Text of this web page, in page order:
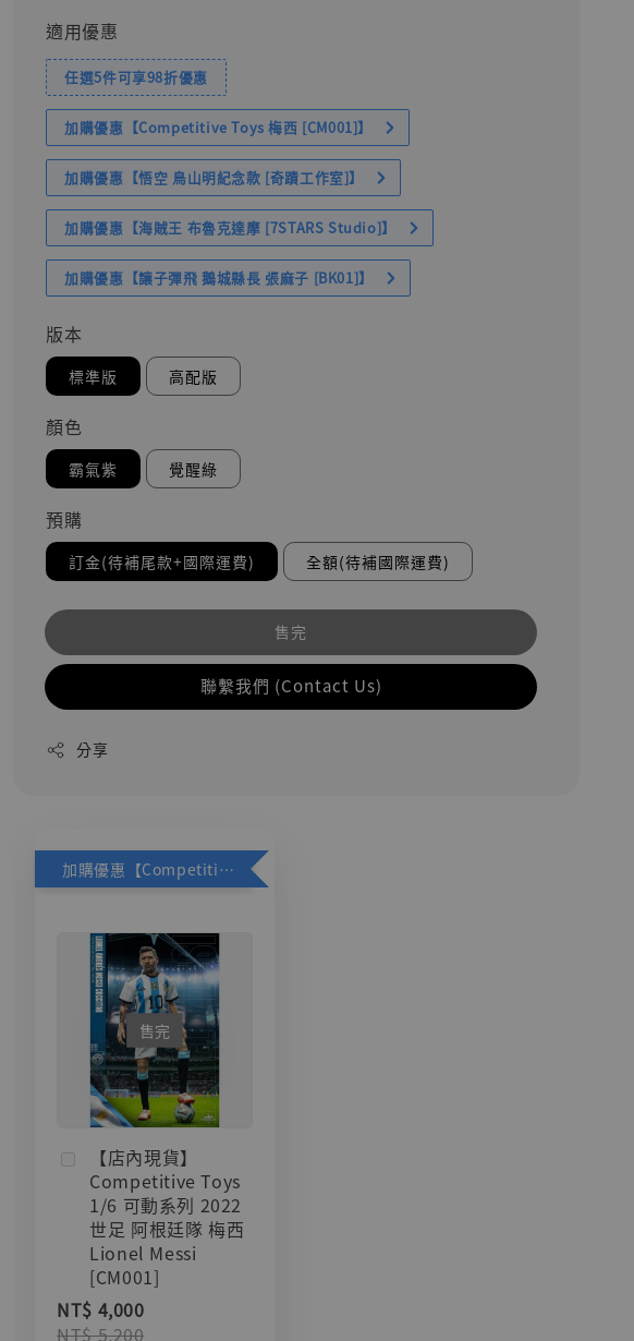
適用優惠
任選5件可享98折優惠
加購優惠【Competitive Toys 梅西 [CM001]】
加購優惠【悟空 鳥山明紀念款 [奇蹟工作室]】
加購優惠【海賊王 布魯克達摩 [7STARS Studio]】
加購優惠【讓子彈飛 鵝城縣長 張麻子 [BK01]】
版本
標準版 高配版
顏色
霸氣紫 覺醒綠
預購
訂金(待補尾款+國際運費) 全額(待補國際運費)
售完
聯繫我們 (Contact Us)
分享
加購優惠【Competitive Toys 梅西 [CM001]】
售完
【店內現貨】
Competitive Toys
1/6 可動系列 2022
世足 阿根廷隊 梅西
Lionel Messi
[CM001]
NT$ 4,000
NT$ 5,200